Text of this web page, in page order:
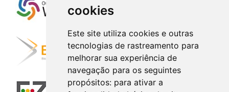
cookies
Este site utiliza cookies e outras
tecnologias de rastreamento para
melhorar sua experiência de
navegação para os seguintes
propósitos: para ativar a